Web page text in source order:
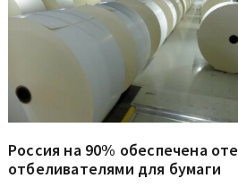
Россия на 90% обеспечена
отбеливателями для бумаги